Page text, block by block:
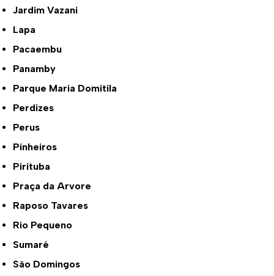
Jardim Vazani
Lapa
Pacaembu
Panamby
Parque Maria Domitila
Perdizes
Perus
Pinheiros
Pirituba
Praça da Arvore
Raposo Tavares
Rio Pequeno
Sumaré
São Domingos